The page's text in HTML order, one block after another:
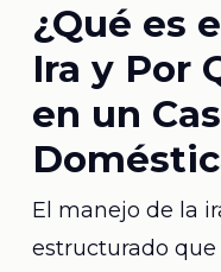
¿Qué es
Ira y Por
en un
El manejo de la
estructurado